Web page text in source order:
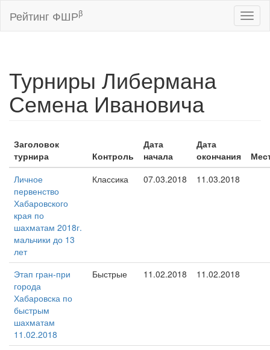
Рейтинг ФШРβ
Турниры Либермана
Семена Ивановича
Заголовок
турнира
Контроль
Дата
начала
Дата
окончания
Личное
первенство
Хабаровского
края по
шахматам 2018г.
мальчики до 13
лет
Классика 07.03.2018 11.03.2018
Этап гран-при
города
Хабаровска по
быстрым
шахматам
11.02.2018
Быстрые 11.02.2018 11.02.2018